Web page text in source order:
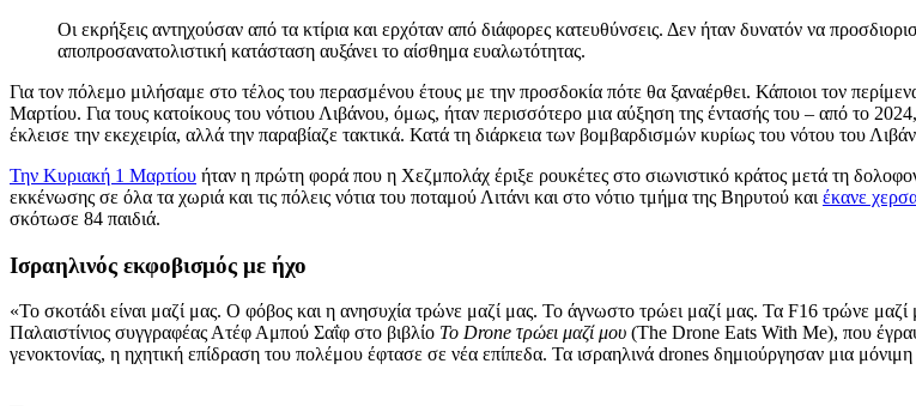
Οι εκρήξεις αντηχούσαν από τα κτίρια και ερχόταν από διάφορες κατευθύνσεις. Δεν ήταν δυνατόν να
αποπροσανατολιστική κατάσταση αυξάνει το αίσθημα ευαλωτότητας.
Για τον πόλεμο μιλήσαμε στο τέλος του περασμένου έτους με την προσδοκία πότε θα ξαναέρθει. Κάποιοι τον
Μαρτίου. Για τους κατοίκους του νότιου Λιβάνου, όμως, ήταν περισσότερο μια αύξηση της έντασής του – από το
έκλεισε την εκεχειρία, αλλά την παραβίαζε τακτικά. Κατά τη διάρκεια των βομβαρδισμών κυρίως του νότου του
Την Κυριακή 1 Μαρτίου ήταν η πρώτη φορά που η Χεζμπολάχ έριξε ρουκέτες στο σιωνιστικό κράτος μετά τη
εκκένωσης σε όλα τα χωριά και τις πόλεις νότια του ποταμού Λιτάνι και στο νότιο τμήμα της Βηρυτού και έκανε
σκότωσε 84 παιδιά.
Ισραηλινός εκφοβισμός με ήχο
«Το σκοτάδι είναι μαζί μας. Ο φόβος και η ανησυχία τρώνε μαζί μας. Το άγνωστο τρώει μαζί μας. Τα F16 τρώνε
Παλαιστίνιος συγγραφέας Ατέφ Αμπού Σαΐφ στο βιβλίο Το Drone τρώει μαζί μου (The Drone Eats With Me), που
γενοκτονίας, η ηχητική επίδραση του πολέμου έφτασε σε νέα επίπεδα. Τα ισραηλινά drones δημιούργησαν μια